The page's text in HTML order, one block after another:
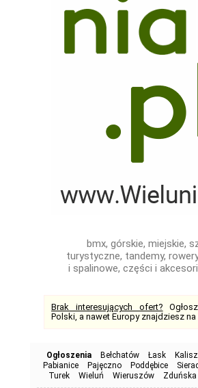
bmx, górskie, miejskie,
turystyczne, tandemy,
i spalinowe, części i
Brak interesujących ofert?
Polski, a nawet Europy znajdziesz na
Ogłoszenia Bełchatów Łask Kalisz
Pabianice
Pajęczno Poddębice
Turek
Wieluń Wieruszów Zduńska